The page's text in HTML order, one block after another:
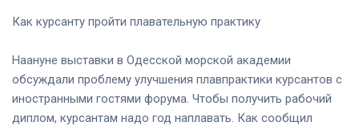
Как курсанту пройти плавательную практику
Наануне выставки в Одесской морской академии
обсуждали проблему улучшения плавпрактики курсантов с
иностранными гостями форума. Чтобы получить рабочий
диплом, курсантам надо год наплавать. Как сообщил